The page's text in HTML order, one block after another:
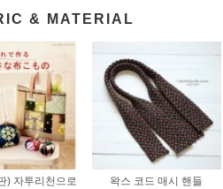
& MATERIAL
) 자투리천으로
왁스 코드 매시 핸들